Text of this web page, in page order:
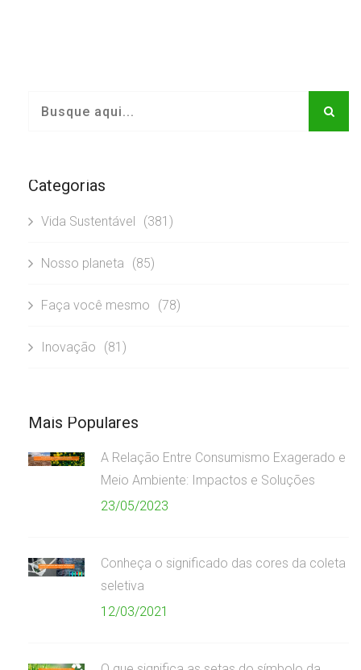
Categorias
Vida Sustentável (381)
Nosso planeta (85)
Faça você mesmo (78)
Inovação (81)
Mais Populares
A Relação Entre Consumismo Exagerado e
Meio Ambiente: Impactos e Soluções
23/05/2023
Conheça o significado das cores da coleta
seletiva
12/03/2021